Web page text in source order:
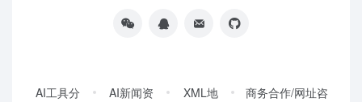
AI工具分
AI新闻资
XML地
商务合作/网址咨